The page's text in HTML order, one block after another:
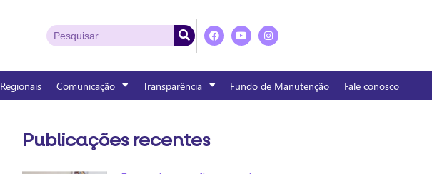
Regionais Comunicação Transparência Fundo de Manutenção Fale conosco
Publicações recentes